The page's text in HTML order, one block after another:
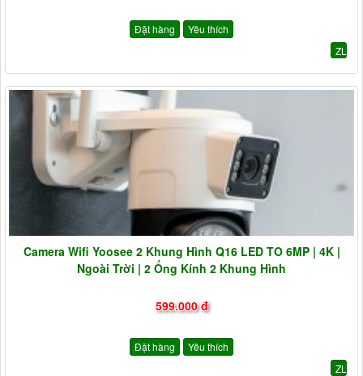
Đặt hàng
Yêu thích
ZL
Camera Wifi Yoosee 2 Khung Hình Q16 LED TO 6MP | 4K |
Ngoài Trời | 2 Ống Kính 2 Khung Hình
599.000 đ
Đặt hàng
Yêu thích
ZL